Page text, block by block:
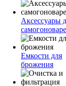
Аксессуары
Емкости для
брожения